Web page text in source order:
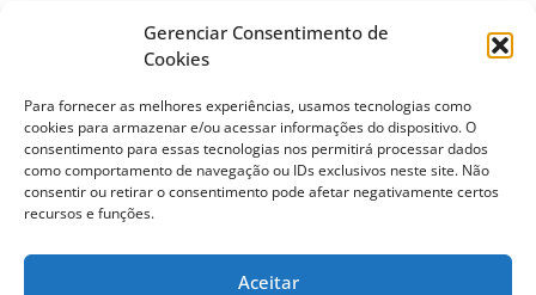
Gerenciar Consentimento de
Cookies
Para fornecer as melhores experiências, usamos tecnologias como
cookies para armazenar e/ou acessar informações do dispositivo. O
consentimento para essas tecnologias nos permitirá processar dados
como comportamento de navegação ou IDs exclusivos neste site. Não
consentir ou retirar o consentimento pode afetar negativamente certos
recursos e funções.
Aceitar
almejando aclarar de maneira cada vez
mais satisfatória os temas por ele
Mais lidas do mês
Cuidados para a Saúde do Cérebro: O